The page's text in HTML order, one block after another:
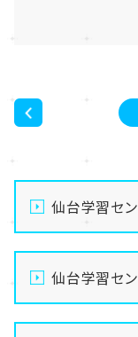
仙台学習セ
仙台学習セ